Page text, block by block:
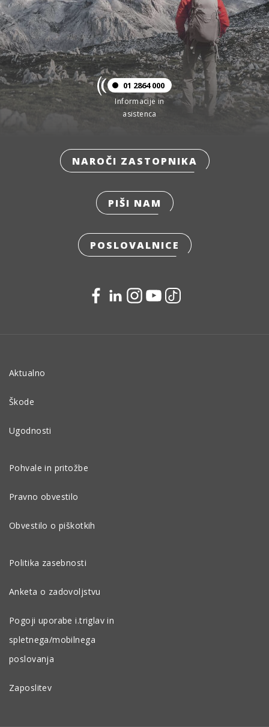
01 2864 000
Informacije in
asistenca
NAROČI ZASTOPNIKA
PIŠI NAM
POSLOVALNICE
Aktualno
Škode
Ugodnosti
Pohvale in pritožbe
Pravno obvestilo
Obvestilo o piškotkih
Politika zasebnosti
Anketa o zadovoljstvu
Pogoji uporabe i.triglav in
spletnega/mobilnega
poslovanja
Zaposlitev